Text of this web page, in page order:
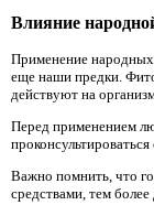
Влияние
Применение народных
еще наши предки.
действуют на
Перед применением
Важно помнить, что
средствами, тем более